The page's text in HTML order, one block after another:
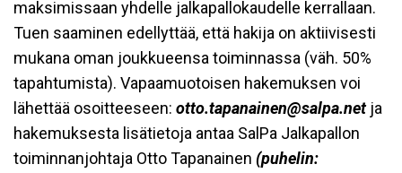
maksimissaan yhdelle jalkapallokaudelle kerrallaan.
Tuen saaminen edellyttää, että hakija on aktiivisesti
mukana oman joukkueensa toiminnassa (väh. 50%
tapahtumista). Vapaamuotoisen hakemuksen voi
lähettää osoitteeseen: otto.tapanainen@salpa.net ja
hakemuksesta lisätietoja antaa SalPa Jalkapallon
toiminnanjohtaja Otto Tapanainen (puhelin: